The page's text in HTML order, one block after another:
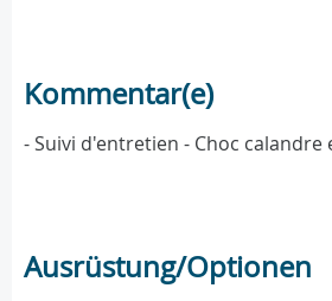
Kommentar(e)
- Suivi d'entretien - Choc
Ausrüstung/Optionen